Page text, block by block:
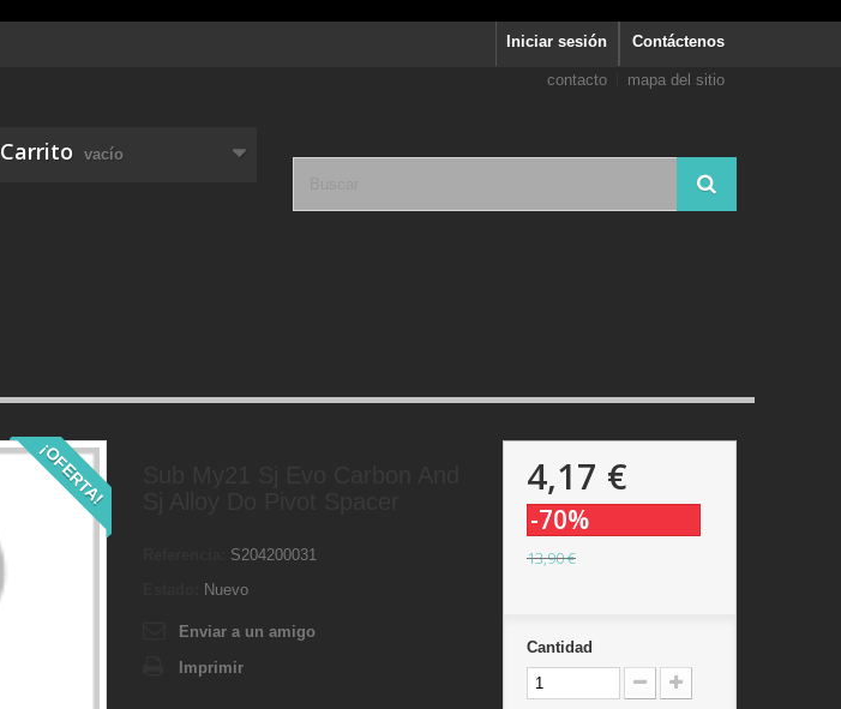
Contáctenos
Iniciar sesión
Carrito vacío
contacto mapa del sitio
¡OFERTA!
S204200031
Nuevo
Enviar a un amigo
Imprimir
4,17 €
-70%
13,90 €
Cantidad